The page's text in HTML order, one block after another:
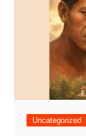
Uncategorized